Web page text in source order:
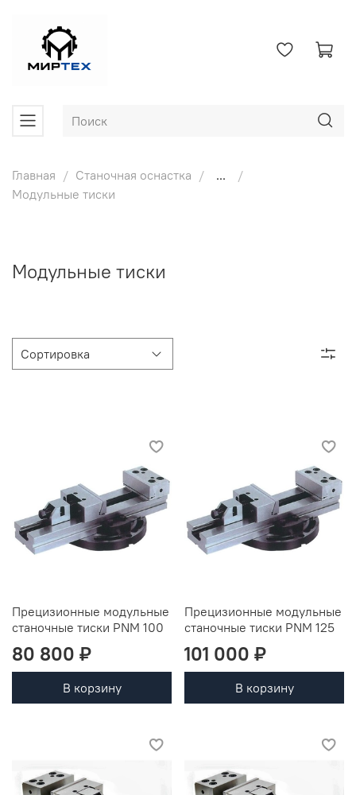
Главная Станочная оснастка
...
Модульные тиски
Модульные тиски
Прецизионные модульные
станочные тиски PNM 100
80 800 ₽
В корзину
Прецизионные модульные
станочные тиски PNM 125
101 000 ₽
В корзину